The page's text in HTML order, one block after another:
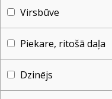
Virsbūve
Piekare, ritošā daļa
Dzinējs